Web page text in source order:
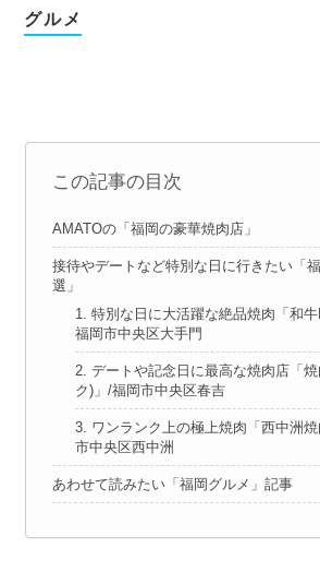
グルメ
この記事の目次
AMATOの「福岡の豪華焼肉店」
接待やデートなど特別な日に行きたい「
選」
1. 特別な日に大活躍な絶品焼肉「和
福岡市中央区大手門
2. デートや記念日に最高な焼肉店「
ク)」/福岡市中央区春吉
3. ワンランク上の極上焼肉「西中洲
市中央区西中洲
あわせて読みたい「福岡グルメ」記事